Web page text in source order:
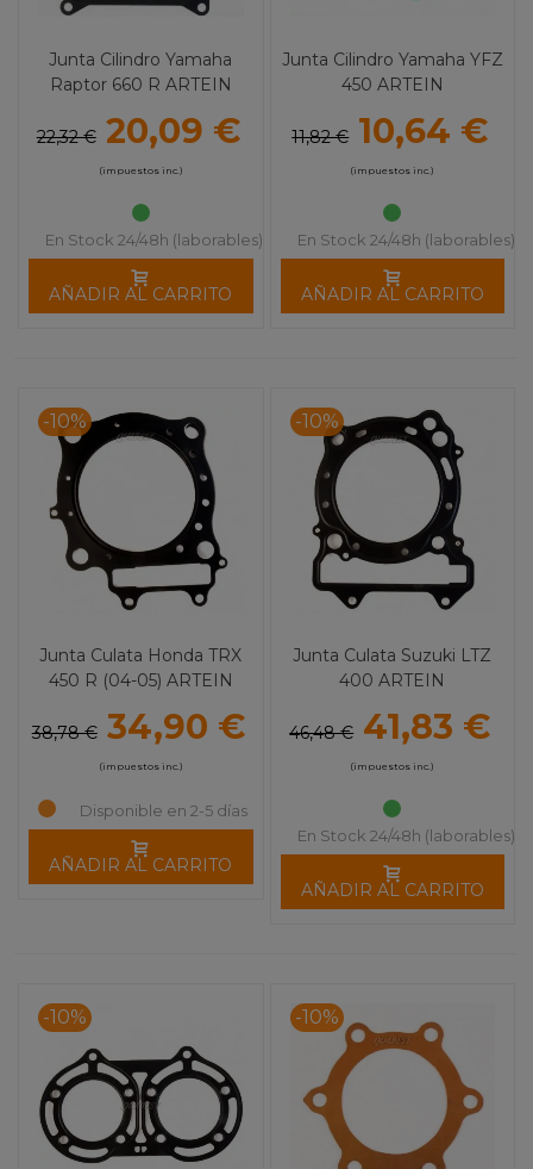
Junta Cilindro Yamaha
Raptor 660 R ARTEIN
22,32 € 20,09 €
(impuestos inc.)
En Stock 24/48h (laborables)
AÑADIR AL CARRITO
Junta Cilindro Yamaha YFZ
450 ARTEIN
11,82 € 10,64 €
(impuestos inc.)
En Stock 24/48h (laborables)
AÑADIR AL CARRITO
-10%
Junta Culata Honda TRX
450 R (04-05) ARTEIN
38,78 € 34,90 €
(impuestos inc.)
Disponible en 2-5 días
AÑADIR AL CARRITO
-10%
Junta Culata Suzuki LTZ
400 ARTEIN
46,48 € 41,83 €
(impuestos inc.)
En Stock 24/48h (laborables)
AÑADIR AL CARRITO
-10% -10%